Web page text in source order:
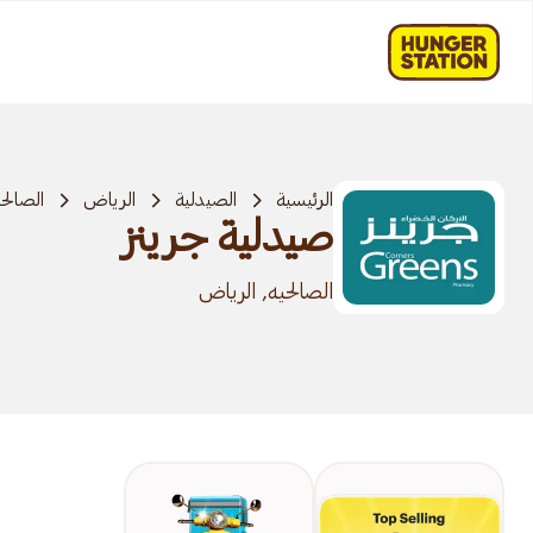
الرئيسية الصيدلية الرياض
صيدلية جرينز
الصالحيه, الرياض